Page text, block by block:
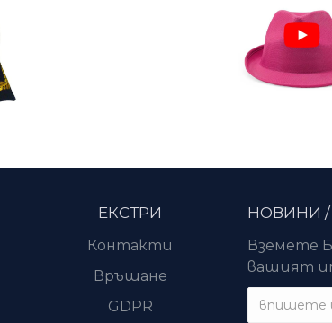
ЕКСТРИ
Контакти
Връщане
GDPR
НОВИНИ /
Вземете
вашият